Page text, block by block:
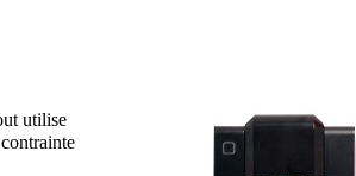
utilise